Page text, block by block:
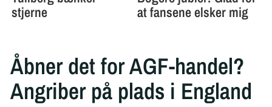
Åbner det for AGF-handel?
Angriber på plads i England